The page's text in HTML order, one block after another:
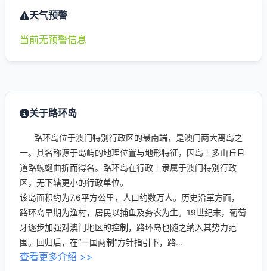
天气预警
当前无预警信息
关于路环岛
路环岛位于澳门特别行政区的最南端，是澳门两大离岛之
一。其名称源于岛屿的地理位置与地形特征，因岛上多山丘且
道路蜿蜒曲折而得名。路环岛在行政上隶属于澳门特别行政
区，无下辖更小的行政单位。
该岛面积约为7.6平方公里，人口约数万人。历史沿革方面，
路环岛早期为渔村，居民以捕鱼及务农为生。19世纪末，葡萄
牙逐步加强对澳门地区的控制，路环岛也随之纳入其势力范
围。回归后，在“一国两制”方针指引下，路...
查看更多介绍 >>